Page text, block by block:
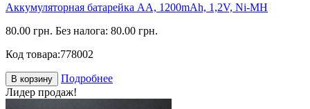
Аккумуляторная батарейка АА, 1200mAh, 1,2V, Ni-MH
80.00 грн. Без налога: 80.00 грн.
Код товара:778002
В корзину
Подробнее
Лидер продаж!